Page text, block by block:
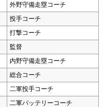
外野守備走塁コーチ
投手コーチ
打撃コーチ
監督
内野守備走塁コーチ
総合コーチ
二軍投手コーチ
二軍バッテリーコーチ